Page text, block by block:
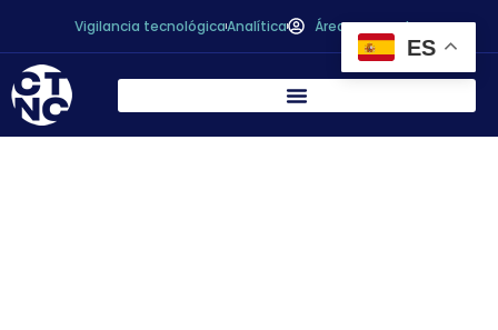
Vigilancia tecnológicaAnalítica Área personal
ES